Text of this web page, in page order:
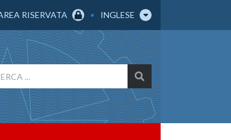
RISERVATA INGLESE